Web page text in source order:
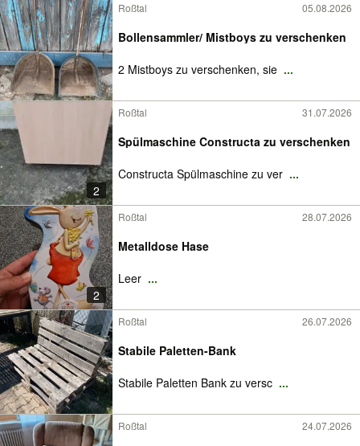
Roßtal 05.08.2026
Bollensammler/ Mistboys zu verschenken
2 Mistboys zu verschenken, sie ...
2
Roßtal 31.07.2026
Spülmaschine Constructa zu verschenken
Constructa Spülmaschine zu ver ...
2
Roßtal 28.07.2026
Metalldose Hase
Leer ...
Roßtal 26.07.2026
Stabile Paletten-Bank
Stabile Paletten Bank zu versc ...
Roßtal 24.07.2026